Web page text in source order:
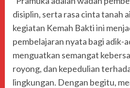
disiplin, serta rasa cinta tanah
kegiatan Kemah Bakti ini
pembelajaran nyata bagi adik-
menguatkan semangat
royong, dan kepedulian
lingkungan. Dengan begitu,